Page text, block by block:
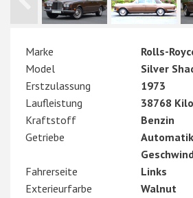
Marke
Rolls-
Model
Silver
Erstzulassung
1973
Laufleistung
38768
Kraftstoff
Benzin
Getriebe
Fahrerseite
Links
Exterieurfarbe
Walnut